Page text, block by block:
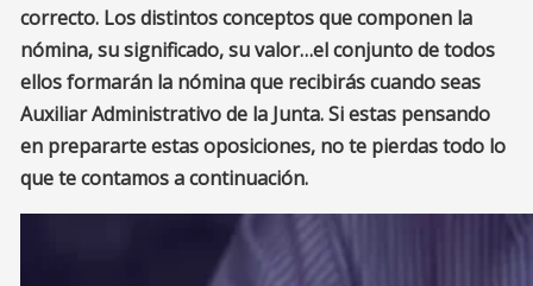
correcto. Los distintos conceptos que componen la
nómina, su significado, su valor…el conjunto de todos
ellos formarán la nómina que recibirás cuando seas
Auxiliar Administrativo de la Junta. Si estas pensando
en prepararte estas oposiciones, no te pierdas todo lo
que te contamos a continuación.